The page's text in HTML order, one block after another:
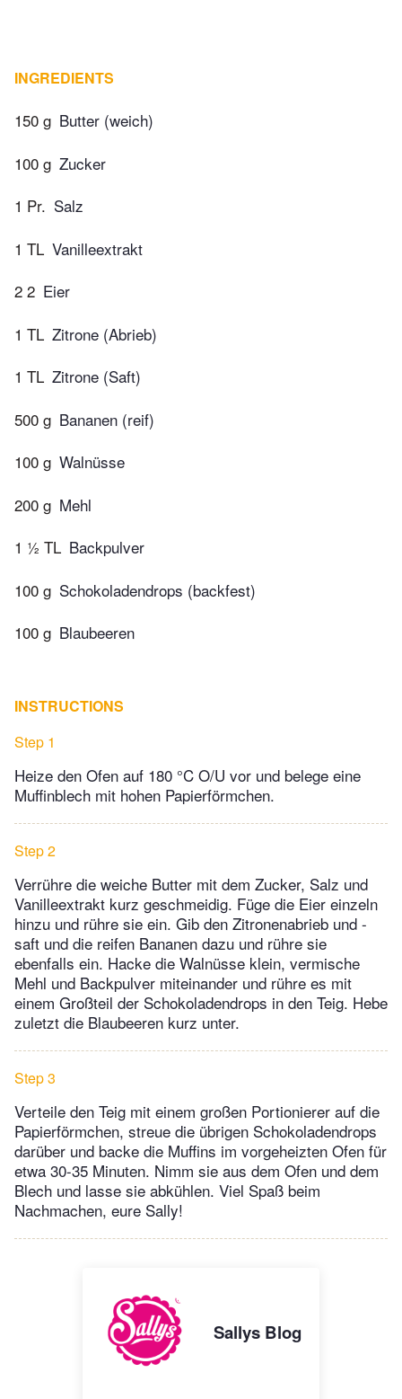
INGREDIENTS
150 g Butter (weich)
100 g Zucker
1 Pr. Salz
1 TL Vanilleextrakt
2 2 Eier
1 TL Zitrone (Abrieb)
1 TL Zitrone (Saft)
500 g Bananen (reif)
100 g Walnüsse
200 g Mehl
1 ½ TL Backpulver
100 g Schokoladendrops (backfest)
100 g Blaubeeren
INSTRUCTIONS
Step 1
Heize den Ofen auf 180 °C O/U vor und belege eine
Muffinblech mit hohen Papierförmchen.
Step 2
Verrühre die weiche Butter mit dem Zucker, Salz und
Vanilleextrakt kurz geschmeidig. Füge die Eier einzeln
hinzu und rühre sie ein. Gib den Zitronenabrieb und -
saft und die reifen Bananen dazu und rühre sie
ebenfalls ein. Hacke die Walnüsse klein, vermische
Mehl und Backpulver miteinander und rühre es mit
einem Großteil der Schokoladendrops in den Teig. Hebe
zuletzt die Blaubeeren kurz unter.
Step 3
Verteile den Teig mit einem großen Portionierer auf die
Papierförmchen, streue die übrigen Schokoladendrops
darüber und backe die Muffins im vorgeheizten Ofen für
etwa 30-35 Minuten. Nimm sie aus dem Ofen und dem
Blech und lasse sie abkühlen. Viel Spaß beim
Nachmachen, eure Sally!
Sallys Blog